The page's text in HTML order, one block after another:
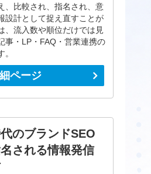
、比較され、指名され、意
設計として捉え直すことが
、流入数や順位だけでは見
事・LP・FAQ・営業連携の
ページ
のブランドSEO
される情報発信